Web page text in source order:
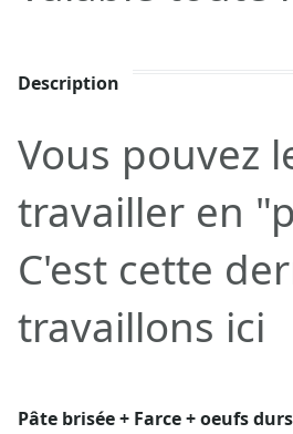
Description
Vous pouvez
travailler en
C'est cette
travaillons ici
Pâte brisée + Farce + oeufs durs